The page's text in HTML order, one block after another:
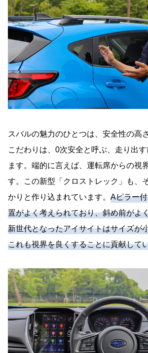
スバルの魅力のひとつは、安全性の高
こだわりは、0次安全と呼ぶ、走り出
ます。端的に言えば、運転席からの視
す。この新型「クロストレック」も、
かりと作り込まれています。 Aピラー
置がよく考えられており、斜め前がよ
新世代となったアイサイトはサイズが
これも視界を良くすることに貢献して